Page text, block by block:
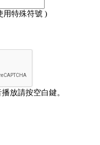
用特殊符號 )
放請按空白鍵。